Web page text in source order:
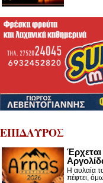
ΕΠΙΔΑΥΡΟΣ
Η αυλαία
πέφτει,